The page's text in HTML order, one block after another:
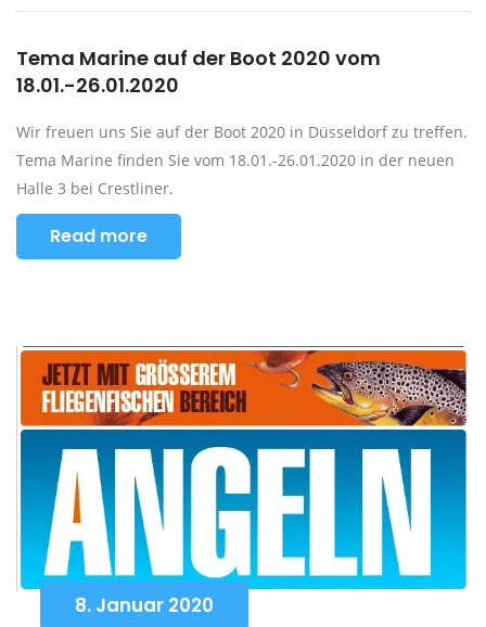
Tema Marine auf der Boot 2020 vom
18.01.-26.01.2020
Wir freuen uns Sie auf der Boot 2020 in Düsseldorf zu treffen.
Tema Marine finden Sie vom 18.01.-26.01.2020 in der neuen
Halle 3 bei Crestliner.
Read more
8. Januar 2020